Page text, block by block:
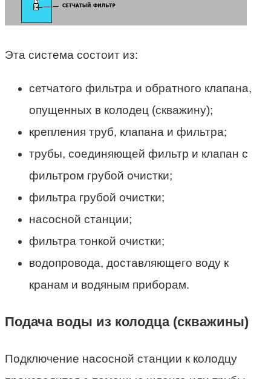
Эта система состоит из:
сетчатого фильтра и обратного клапана,
опущенных в колодец (скважину);
крепления труб, клапана и фильтра;
трубы, соединяющей фильтр и клапан с
фильтром грубой очистки;
фильтра грубой очистки;
насосной станции;
фильтра тонкой очистки;
водопровода, доставляющего воду к
кранам и водяным приборам.
Подача воды из колодца (скважины)
Подключение насосной станции к колодцу